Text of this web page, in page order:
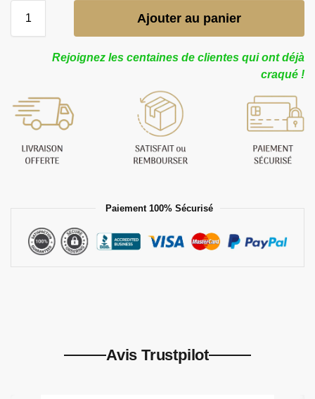
Ajouter au panier
Rejoignez les centaines de clientes qui ont déjà
craqué !
Paiement 100% Sécurisé
Avis Trustpilot